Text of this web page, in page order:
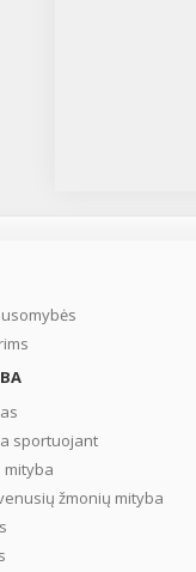
sportuojant
mityba
žmonių mityba